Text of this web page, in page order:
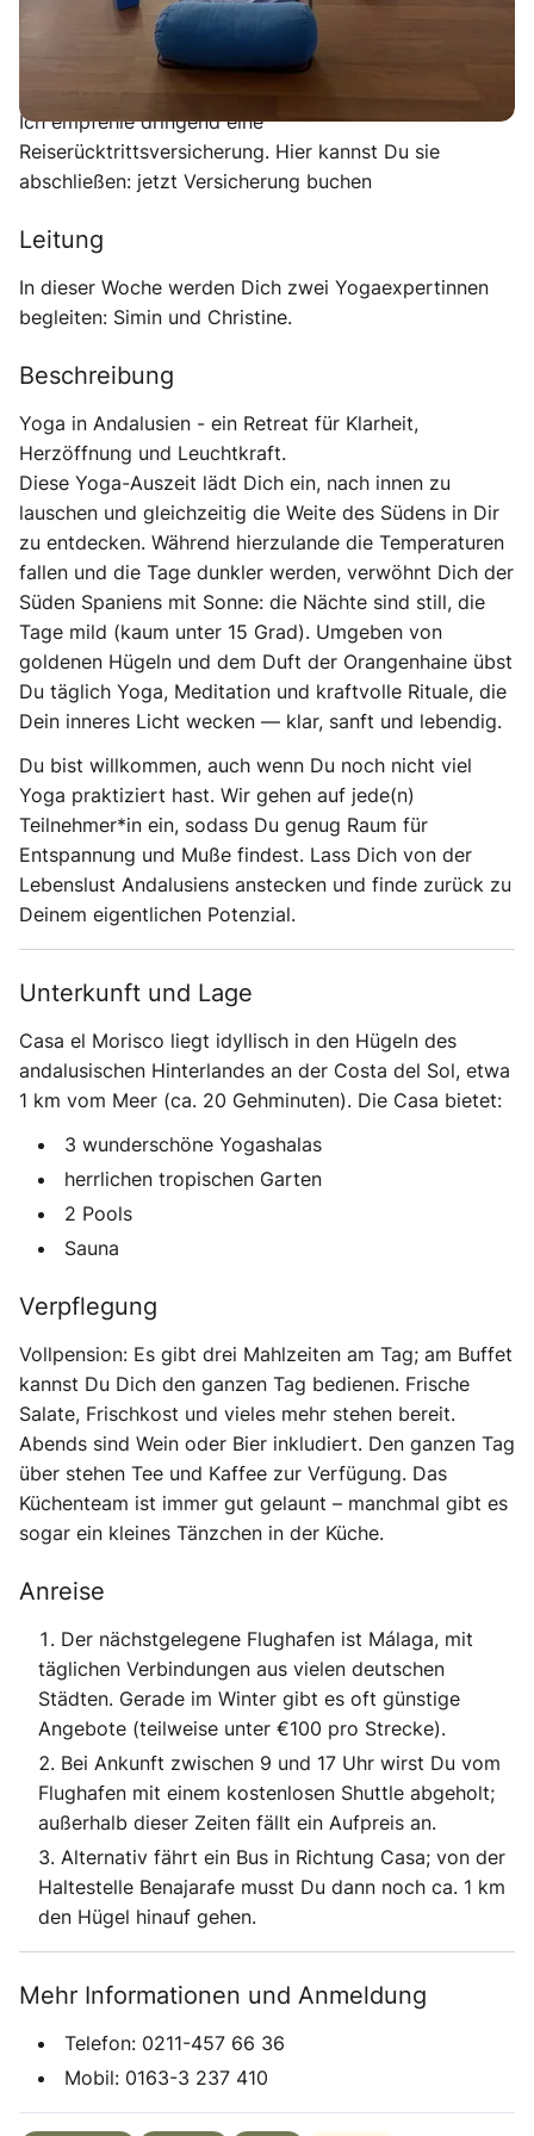
Reiserücktrittsversicherung
Ich empfehle dringend eine
Reiserücktrittsversicherung. Hier kannst Du sie
abschließen: jetzt Versicherung buchen
Leitung
In dieser Woche werden Dich zwei Yogaexpertinnen
begleiten: Simin und Christine.
Beschreibung
Yoga in Andalusien - ein Retreat für Klarheit,
Herzöffnung und Leuchtkraft.
Diese Yoga-Auszeit lädt Dich ein, nach innen zu
lauschen und gleichzeitig die Weite des Südens in Dir
zu entdecken. Während hierzulande die Temperaturen
fallen und die Tage dunkler werden, verwöhnt Dich der
Süden Spaniens mit Sonne: die Nächte sind still, die
Tage mild (kaum unter 15 Grad). Umgeben von
goldenen Hügeln und dem Duft der Orangenhaine übst
Du täglich Yoga, Meditation und kraftvolle Rituale, die
Dein inneres Licht wecken — klar, sanft und lebendig.
Du bist willkommen, auch wenn Du noch nicht viel
Yoga praktiziert hast. Wir gehen auf jede(n)
Teilnehmer*in ein, sodass Du genug Raum für
Entspannung und Muße findest. Lass Dich von der
Lebenslust Andalusiens anstecken und finde zurück zu
Deinem eigentlichen Potenzial.
Unterkunft und Lage
Casa el Morisco liegt idyllisch in den Hügeln des
andalusischen Hinterlandes an der Costa del Sol, etwa
1 km vom Meer (ca. 20 Gehminuten). Die Casa bietet:
3 wunderschöne Yogashalas
herrlichen tropischen Garten
2 Pools
Sauna
Verpflegung
Vollpension: Es gibt drei Mahlzeiten am Tag; am Buffet
kannst Du Dich den ganzen Tag bedienen. Frische
Salate, Frischkost und vieles mehr stehen bereit.
Abends sind Wein oder Bier inkludiert. Den ganzen Tag
über stehen Tee und Kaffee zur Verfügung. Das
Küchenteam ist immer gut gelaunt – manchmal gibt es
sogar ein kleines Tänzchen in der Küche.
Anreise
Der nächstgelegene Flughafen ist Málaga, mit
täglichen Verbindungen aus vielen deutschen
Städten. Gerade im Winter gibt es oft günstige
Angebote (teilweise unter €100 pro Strecke).
Bei Ankunft zwischen 9 und 17 Uhr wirst Du vom
Flughafen mit einem kostenlosen Shuttle abgeholt;
außerhalb dieser Zeiten fällt ein Aufpreis an.
Alternativ fährt ein Bus in Richtung Casa; von der
Haltestelle Benajarafe musst Du dann noch ca. 1 km
den Hügel hinauf gehen.
Mehr Informationen und Anmeldung
Telefon: 0211-457 66 36
Mobil: 0163-3 237 410